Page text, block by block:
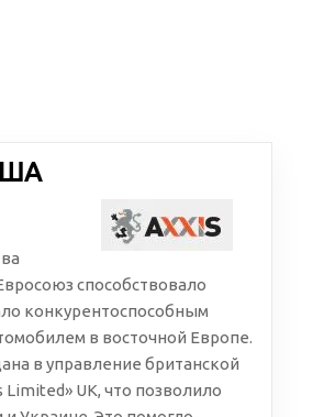
способствовало
конкурентоспособным
в восточной Европе.
в управление британской
UK, что позволило